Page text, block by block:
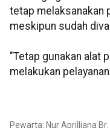
tetap melaksanakan
meskipun sudah
"Tetap gunakan alat
melakukan
Pewarta: Nur Aprilliana